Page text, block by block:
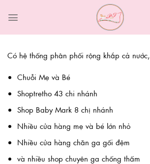
Có hệ thống phân phối rộng khắp cả
Chuỗi Mẹ và Bé
Shoptretho 43 chi nhánh
Shop Baby Mark 8 chị nhánh
Nhiều cửa hàng mẹ và bé lớn nhỏ
Nhiều cửa hàng chăn ga gối đệm
và nhiều shop chuyên ga chống thấm